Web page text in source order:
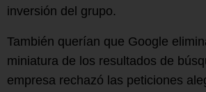
inversión del grupo.
También querían que Google
miniatura de los resultados de
empresa rechazó las peticiones